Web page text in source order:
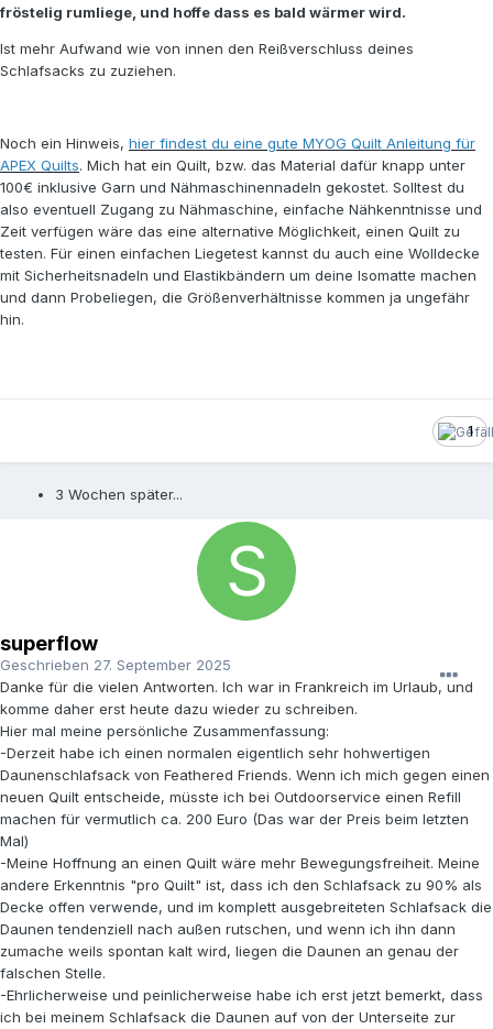
fröstelig rumliege, und hoffe dass es bald wärmer wird.
Ist mehr Aufwand wie von innen den Reißverschluss deines
Schlafsacks zu zuziehen.
Noch ein Hinweis, hier findest du eine gute MYOG Quilt Anleitung für
APEX Quilts. Mich hat ein Quilt, bzw. das Material dafür knapp unter
100€ inklusive Garn und Nähmaschinennadeln gekostet. Solltest du
also eventuell Zugang zu Nähmaschine, einfache Nähkenntnisse und
Zeit verfügen wäre das eine alternative Möglichkeit, einen Quilt zu
testen. Für einen einfachen Liegetest kannst du auch eine Wolldecke
mit Sicherheitsnadeln und Elastikbändern um deine Isomatte machen
und dann Probeliegen, die Größenverhältnisse kommen ja ungefähr
hin.
1
3 Wochen später...
superflow
Geschrieben 27. September 2025
Danke für die vielen Antworten. Ich war in Frankreich im Urlaub, und
komme daher erst heute dazu wieder zu schreiben.
Hier mal meine persönliche Zusammenfassung:
-Derzeit habe ich einen normalen eigentlich sehr hohwertigen
Daunenschlafsack von Feathered Friends. Wenn ich mich gegen einen
neuen Quilt entscheide, müsste ich bei Outdoorservice einen Refill
machen für vermutlich ca. 200 Euro (Das war der Preis beim letzten
Mal)
-Meine Hoffnung an einen Quilt wäre mehr Bewegungsfreiheit. Meine
andere Erkenntnis "pro Quilt" ist, dass ich den Schlafsack zu 90% als
Decke offen verwende, und im komplett ausgebreiteten Schlafsack die
Daunen tendenziell nach außen rutschen, und wenn ich ihn dann
zumache weils spontan kalt wird, liegen die Daunen an genau der
falschen Stelle.
-Ehrlicherweise und peinlicherweise habe ich erst jetzt bemerkt, dass
ich bei meinem Schlafsack die Daunen auf von der Unterseite zur